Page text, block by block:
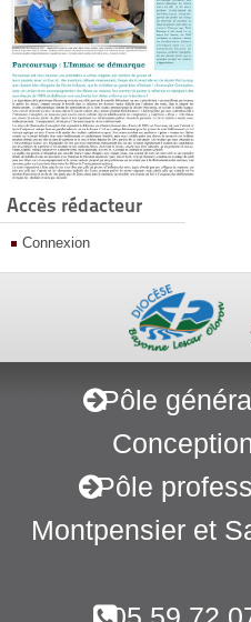
Accès rédacteur
Connexion
Pôle
Pôle
Montpensier et